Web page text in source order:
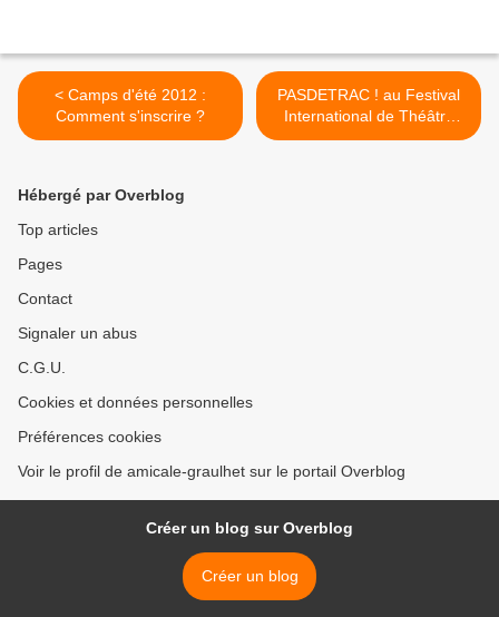
< Camps d'été 2012 :
Comment s'inscrire ?
PASDETRAC ! au Festival
International de Théâtre
2012 >
Hébergé par Overblog
Top articles
Pages
Contact
Signaler un abus
C.G.U.
Cookies et données personnelles
Préférences cookies
Voir le profil de amicale-graulhet sur le portail Overblog
Créer un blog sur Overblog
Créer un blog